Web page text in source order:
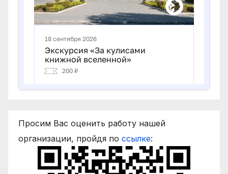
Просим Вас оценить работу нашей
организации, пройдя по ссылке: